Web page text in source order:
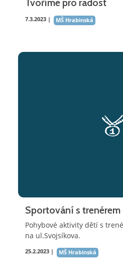
Tvoříme pro radost
7.3.2023 | MŠ Hrabinská
Sportování s
Pohybové aktivity dětí s
na ul.Svojsíkova.
25.2.2023 | MŠ Hrabinská